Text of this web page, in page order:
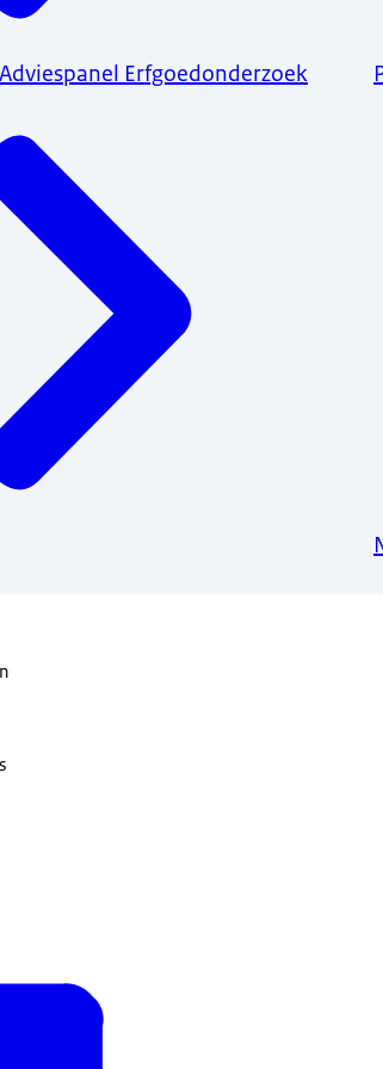
Erfgoedonderzoek